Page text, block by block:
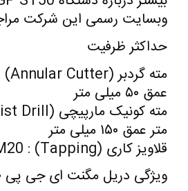
وبسایت رسمی این شرکت
حداکثر ظرفیت
عمق ۵۰ میلی متر
متر عمق ۱۵۰ میلی متر
قلاویز کاری (Tapping) : M20
ویژگی دریل مگنت ای جی پی ۵۰